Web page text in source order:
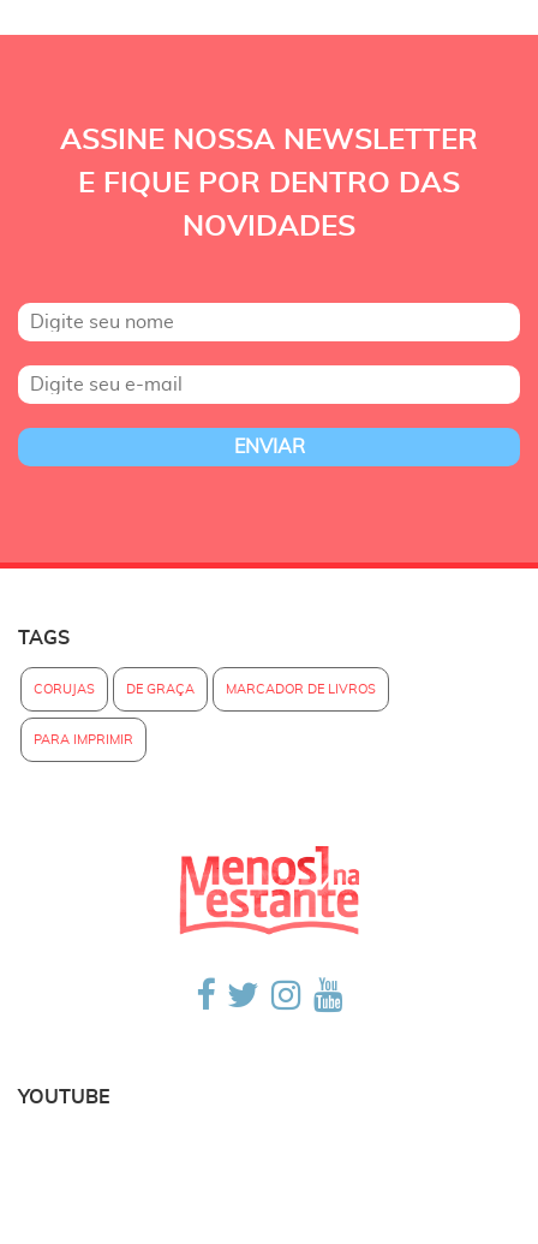
ASSINE NOSSA NEWSLETTER
E FIQUE POR DENTRO DAS
NOVIDADES
TAGS
CORUJAS DE GRAÇA MARCADOR DE LIVROS
PARA IMPRIMIR
YOUTUBE